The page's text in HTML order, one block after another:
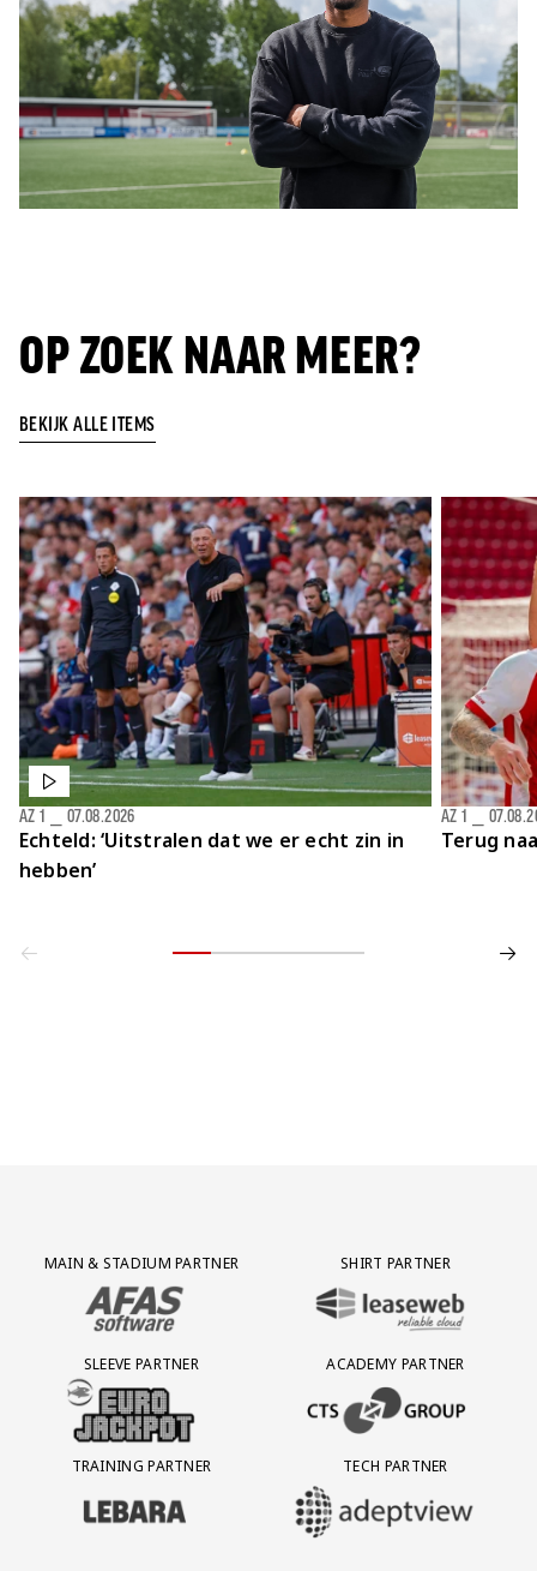
OP ZOEK NAAR MEER?
BEKIJK ALLE ITEMS
Echteld: ‘Uitstralen dat we er echt zin in
hebben’
AZ 1 07.08.2026
Terug
AZ 1
Partner Logos Grid
MAIN & STADIUM PARTNER
BEZOEK ONZE MAIN & STADIUM PARTNER AFAS SOFTWARE
SHIRT PARTNER
BEZOEK ONZE SHIRT PARTNER
SLEEVE PARTNER
BEZOEK ONZE SLEEVE PARTNER EUROJACKPOT
ACADEMY PARTNER
BEZOEK ONZE ACADEMY
TRAINING PARTNER
BEZOEK ONZE TRAINING PARTNER LEBARA
TECH PARTNER
BEZOEK ONZE TECH PARTNER